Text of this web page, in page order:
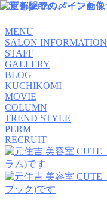
MENU
SALON INFORMATION
STAFF
GALLERY
BLOG
KUCHIKOMI
MOVIE
COLUMN
TREND STYLE
PERM
RECRUIT